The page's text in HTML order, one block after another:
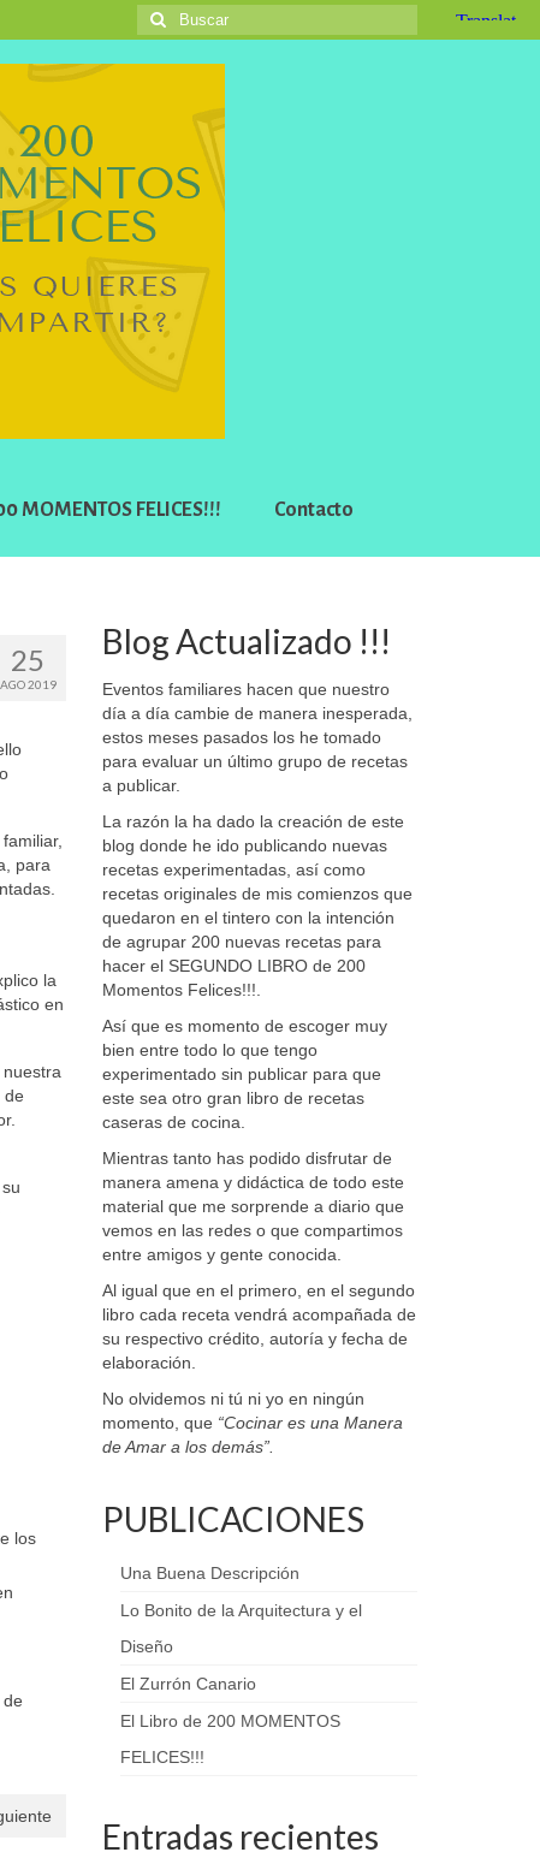
Buscar
por:
MOMENTOS FELICES!!! Contacto
25
AGO 2019
para
la
en
nuestra
de
los
Blog Actualizado !!!
Eventos familiares hacen que nuestro
día a día cambie de manera inesperada,
estos meses pasados los he tomado
para evaluar un último grupo de recetas
a publicar.
La razón la ha dado la creación de este
blog donde he ido publicando nuevas
recetas experimentadas, así como
recetas originales de mis comienzos que
quedaron en el tintero con la intención
de agrupar 200 nuevas recetas para
hacer el SEGUNDO LIBRO de 200
Momentos Felices!!!.
Así que es momento de escoger muy
bien entre todo lo que tengo
experimentado sin publicar para que
este sea otro gran libro de recetas
caseras de cocina.
Mientras tanto has podido disfrutar de
manera amena y didáctica de todo este
material que me sorprende a diario que
vemos en las redes o que compartimos
entre amigos y gente conocida.
Al igual que en el primero, en el segundo
libro cada receta vendrá acompañada de
su respectivo crédito, autoría y fecha de
elaboración.
No olvidemos ni tú ni yo en ningún
momento, que “Cocinar es una Manera
de Amar a los demás”.
PUBLICACIONES
Una Buena Descripción
Lo Bonito de la Arquitectura y el
Diseño
El Zurrón Canario
El Libro de 200 MOMENTOS
FELICES!!!
Entradas recientes